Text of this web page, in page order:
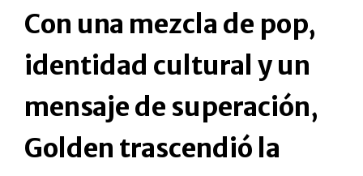
Con una mezcla de pop,
identidad cultural y un
mensaje de superación,
Golden trascendió la